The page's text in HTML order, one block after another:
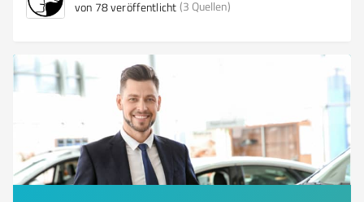
von 78 veröffentlicht (3 Quellen)